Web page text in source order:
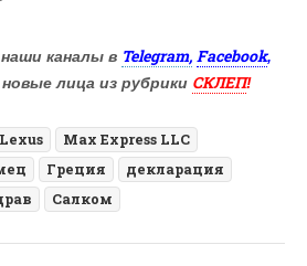
каналы в Telegram, Facebook,
лица из рубрики СКЛЕП!
Lexus
Max Express LLC
Греция
декларация
Салком